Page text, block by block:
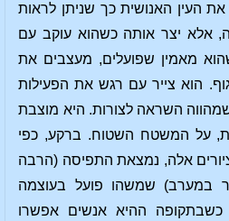
את העין האנושית כך שניתן לראות
אלא יצר אותה כשהוא עוקב עם
מאמין שפועלים, מעצבים את
הוא צייר עם רגש את הפעילות
השראה לצורות. היא מוצבת
על המשטח השטוח. ברקע, כפי
אלה, נמצאת התפיסה (הרבה
במערב) שמשהו פועל בעוצמה
כשבתקופה ההיא אנשים אפשרו